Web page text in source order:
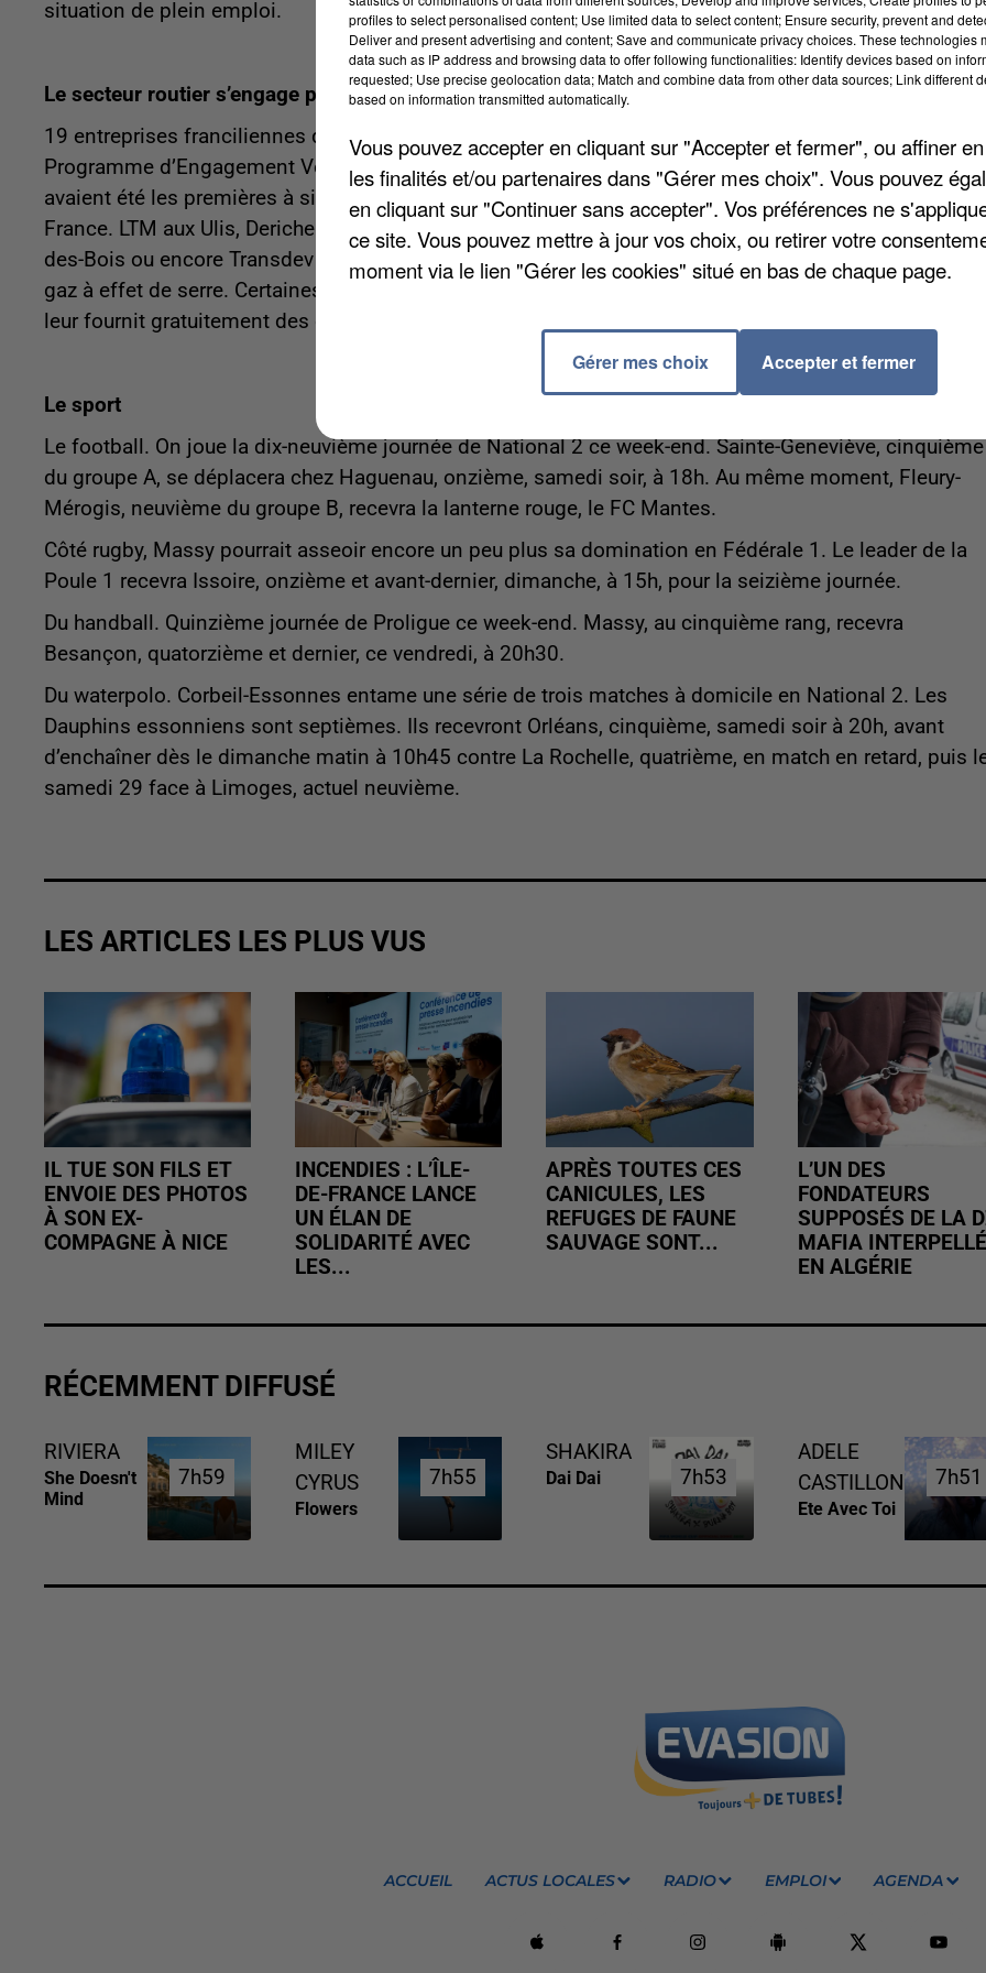
situation de plein emploi.
Le secteur routier s’engage pour l’environnement
19 entreprises franciliennes de transport de marchandises et de voyageurs viennent de rejoindre le
Programme d’Engagement Volontaire pour l’Environnement. Elles rejoignent les 18 structures qui
avaient été les premières à signer la Charte Objectif CO2 mise en place l’an dernier par l’ADEME Île-
France. LTM aux Ulis, Derichebourg Environnement à Athis-Mons, Transdev CEAT à Sainte-Geneviève-
des-Bois ou encore Transdev Strav à Brunoy s’engagent ainsi à réduire leurs émissions de CO2 et de
gaz à effet de serre. Certaines entreprises visent même une baisse de 90% de leur pollution.
leur fournit gratuitement des outils de mesure et accompagnement technique personnalisé.
Le sport
Le football. On joue la dix-neuvième journée de National 2 ce week-end. Sainte-Geneviève, cinquième
du groupe A, se déplacera chez Haguenau, onzième, samedi soir, à 18h. Au même moment, Fleury-
Mérogis, neuvième du groupe B, recevra la lanterne rouge, le FC Mantes.
Côté rugby, Massy pourrait asseoir encore un peu plus sa domination en Fédérale 1. Le leader de la
Poule 1 recevra Issoire, onzième et avant-dernier, dimanche, à 15h, pour la seizième journée.
Du handball. Quinzième journée de Proligue ce week-end. Massy, au cinquième rang, recevra
Besançon, quatorzième et dernier, ce vendredi, à 20h30.
Du waterpolo. Corbeil-Essonnes entame une série de trois matches à domicile en National 2. Les
Dauphins essonniens sont septièmes. Ils recevront Orléans, cinquième, samedi soir à 20h, avant
d’enchaîner dès le dimanche matin à 10h45 contre La Rochelle, quatrième, en match en retard, puis
samedi 29 face à Limoges, actuel neuvième.
LES ARTICLES LES PLUS VUS
IL TUE SON FILS ET
ENVOIE DES PHOTOS
À SON EX-
COMPAGNE À NICE
INCENDIES : L’ÎLE-
DE-FRANCE LANCE
UN ÉLAN DE
SOLIDARITÉ AVEC
LES...
APRÈS TOUTES CES
CANICULES, LES
REFUGES DE FAUNE
SAUVAGE SONT...
L’UN DES
FONDATEURS
SUPPOSÉS DE LA
MAFIA INTERPELLÉ
EN ALGÉRIE
RÉCEMMENT DIFFUSÉ
RIVIERA
She Doesn't
Mind
7h59
7h59
MILEY
CYRUS
Flowers
7h55
7h55
SHAKIRA
Dai Dai 7h53
7h53
ADELE
CASTILLON
Ete Avec Toi
7h51
7h51
ACCUEIL ACTUS LOCALES RADIO EMPLOI AGENDA
profiles to select personalised content; Use limited data to select content; Ensure security, prevent and
Deliver and present advertising and content; Save and communicate privacy choices. These technologies
data such as IP address and browsing data to offer following functionalities: Identify devices based on
requested; Use precise geolocation data; Match and combine data from other data sources; Link different
based on information transmitted automatically.
Vous pouvez accepter en cliquant sur "Accepter et fermer", ou affiner
les finalités et/ou partenaires dans "Gérer mes choix". Vous pouvez
en cliquant sur "Continuer sans accepter". Vos préférences ne
ce site. Vous pouvez mettre à jour vos choix, ou retirer votre
moment via le lien "Gérer les cookies" situé en bas de chaque page.
Gérer mes choix Accepter et fermer